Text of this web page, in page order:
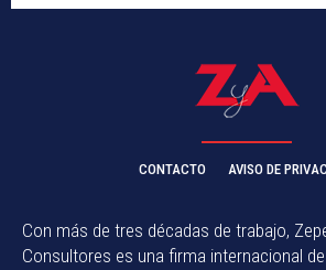
CONTACTO AVISO DE
Con más de tres décadas de trabajo,
Consultores es una firma internacional